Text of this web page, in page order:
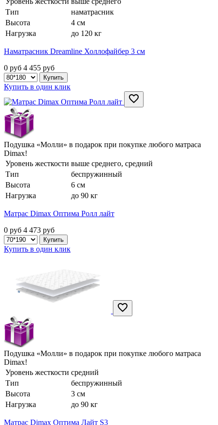
Тип
наматрасник
Высота
4 см
Нагрузка
до 120 кг
Наматрасник Dreamline Холлофайбер 3 см
0 руб 4 455 руб
Купить в один клик
Подушка «Молли» в подарок при покупке любого матраса
Dimax!
Уровень жесткости выше среднего, средний
Тип
беспружинный
Высота
6 см
Нагрузка
до 90 кг
Матрас Dimax Оптима Ролл лайт
0 руб 4 473 руб
Купить в один клик
Подушка «Молли» в подарок при покупке любого матраса
Dimax!
Уровень жесткости средний
Тип
беспружинный
Высота
3 см
Нагрузка
до 90 кг
Матрас Dimax Оптима Лайт S3